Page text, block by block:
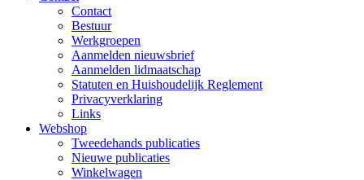
Contact
Bestuur
Werkgroepen
Aanmelden nieuwsbrief
Aanmelden lidmaatschap
Statuten en Huishoudelijk Reglement
Privacyverklaring
Links
Webshop
Tweedehands publicaties
Nieuwe publicaties
Winkelwagen